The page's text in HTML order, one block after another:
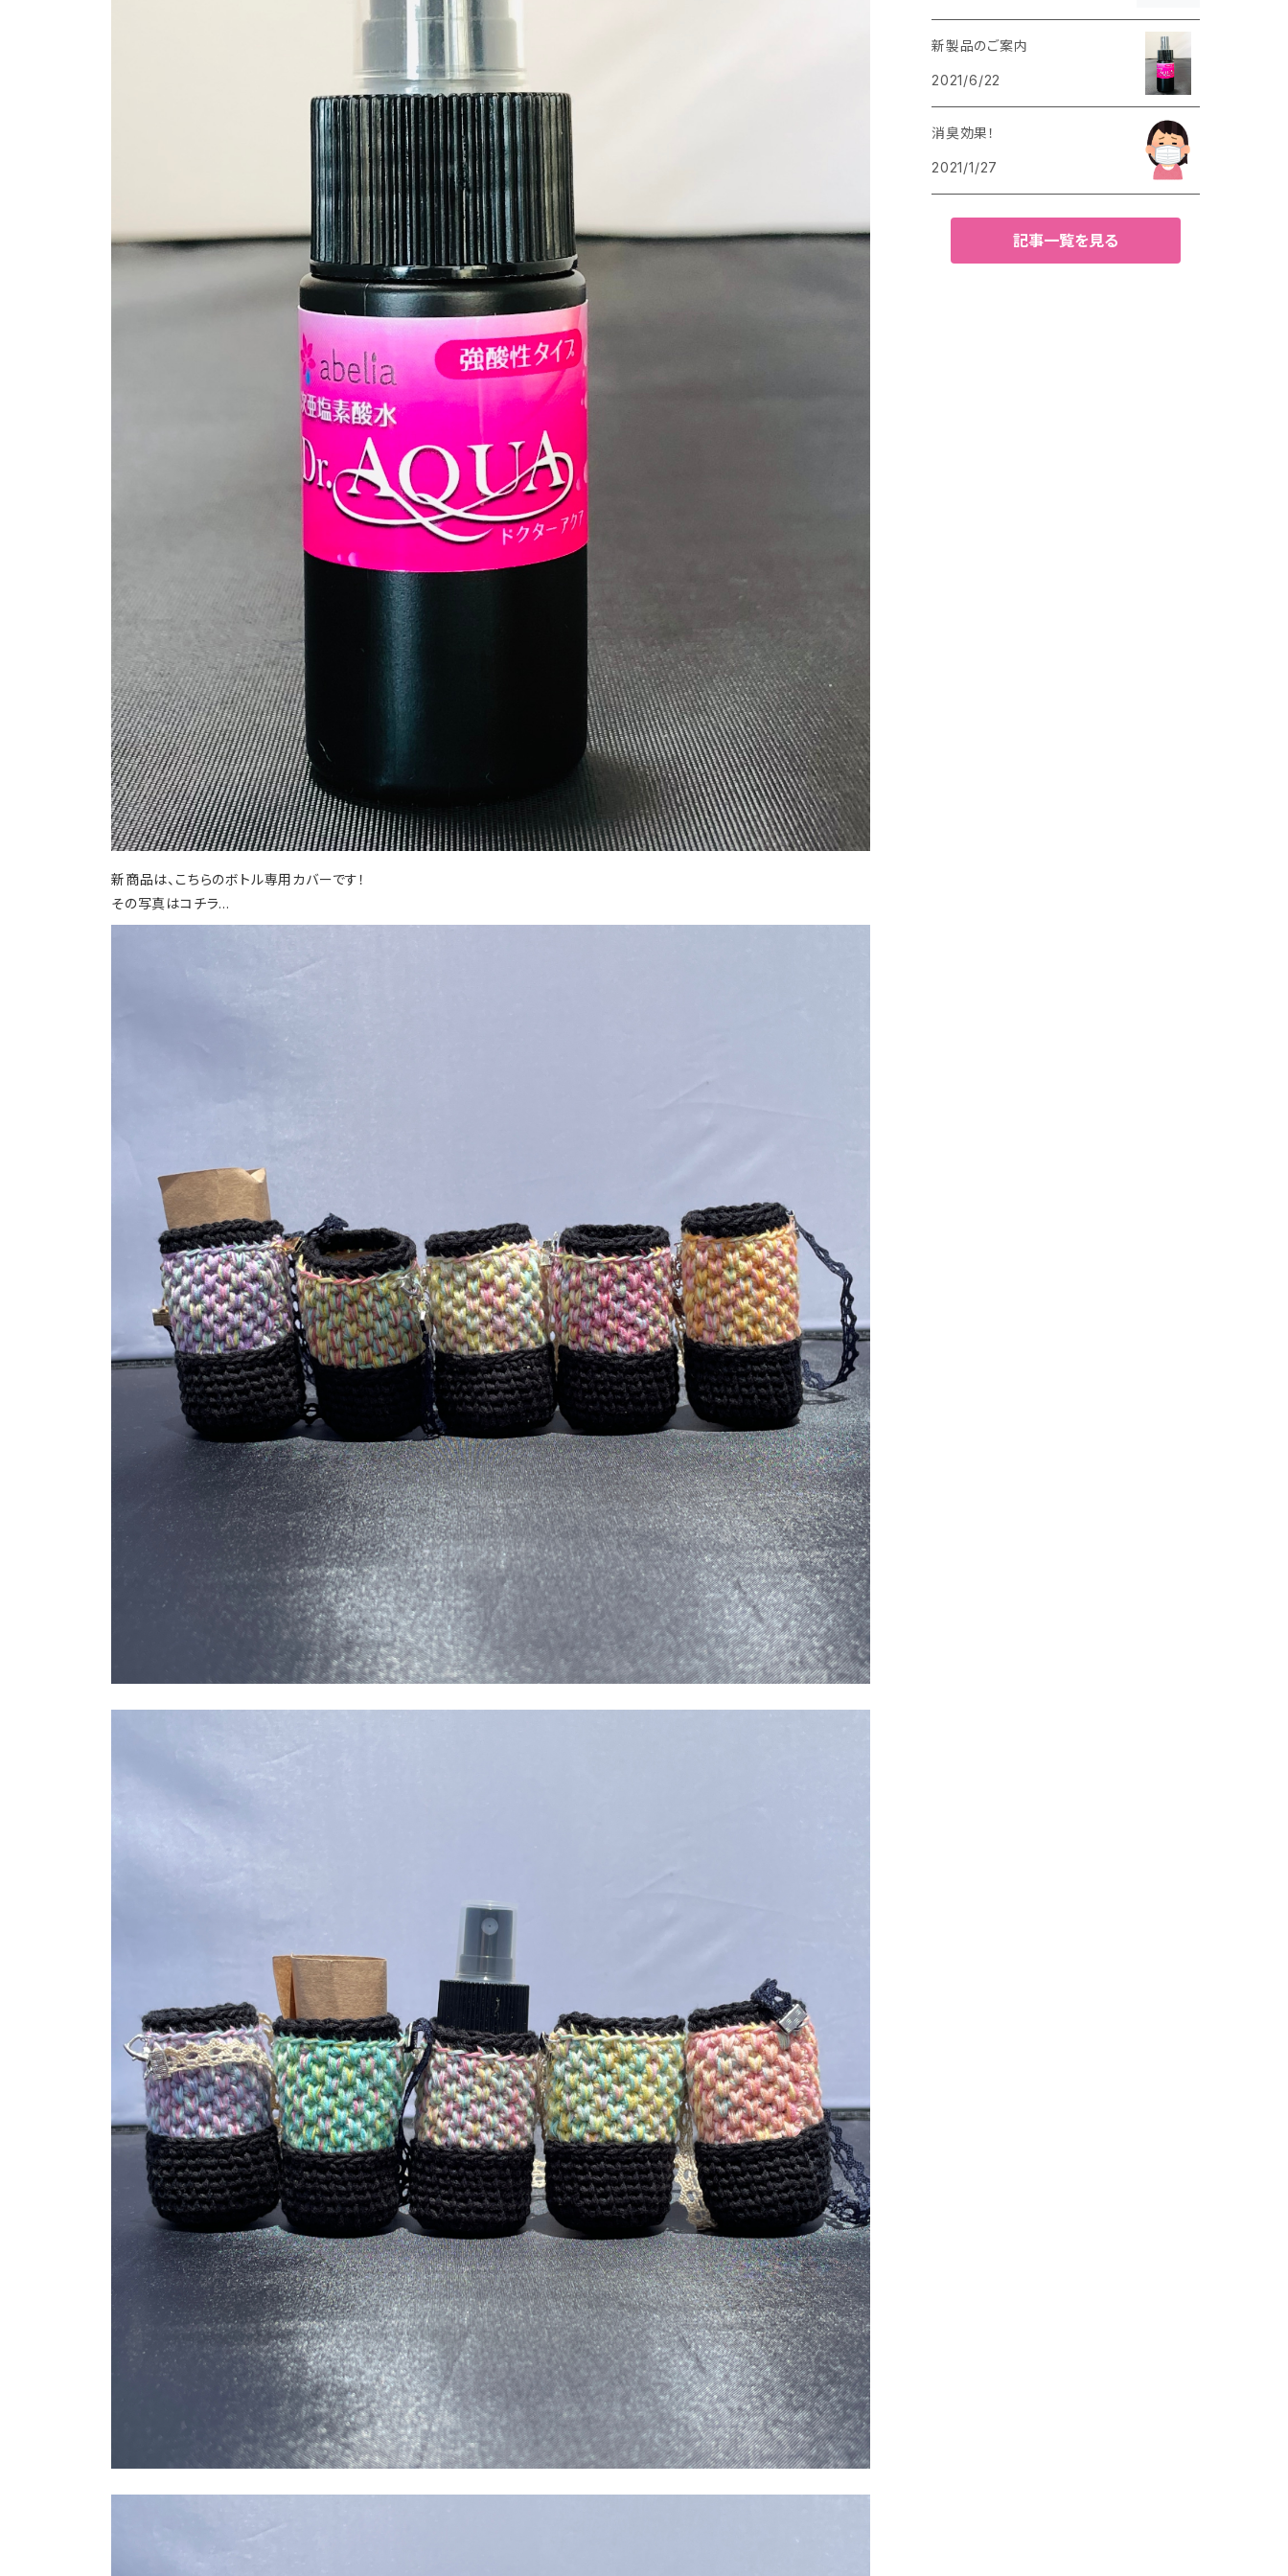
新商品は、こちらのボトル専用カバーです！
その写真はコチラ…
新製品のご案内
2021/6/22
消臭効果！
2021/1/27
記事一覧を見る